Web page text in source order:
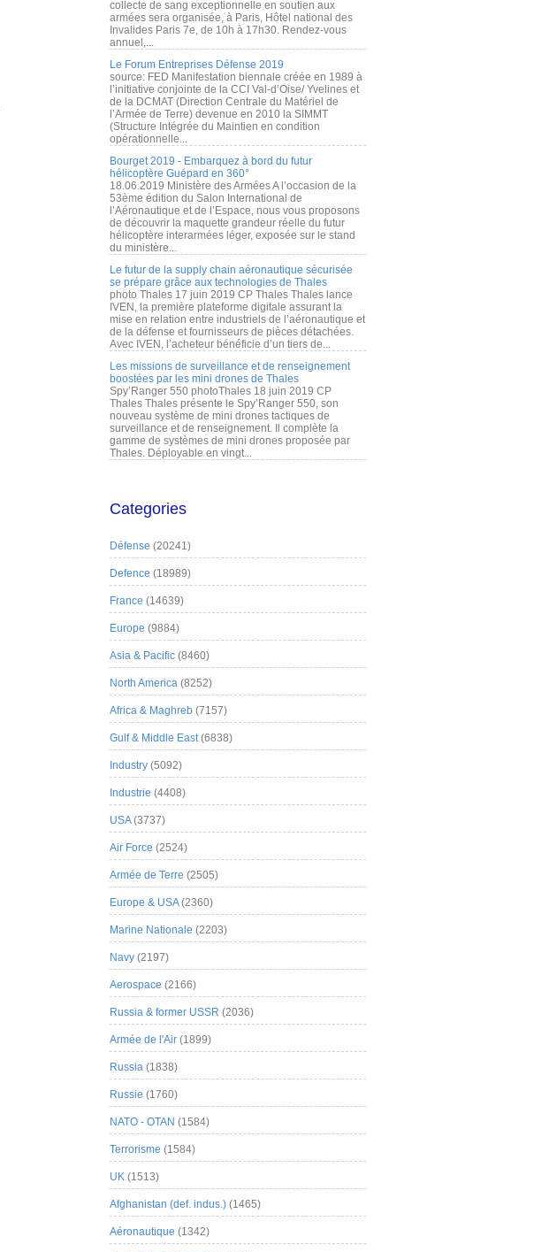
collecte de sang exceptionnelle en soutien aux
armées sera organisée, à Paris, Hôtel national des
Invalides Paris 7e, de 10h à 17h30. Rendez-vous
annuel,...
Le Forum Entreprises Défense 2019
source: FED Manifestation biennale créée en 1989 à
l’initiative conjointe de la CCI Val-d’Oise/ Yvelines et
de la DCMAT (Direction Centrale du Matériel de
l’Armée de Terre) devenue en 2010 la SIMMT
(Structure Intégrée du Maintien en condition
opérationnelle...
Bourget 2019 - Embarquez à bord du futur
hélicoptère Guépard en 360°
18.06.2019 Ministère des Armées A l’occasion de la
53ème édition du Salon International de
l’Aéronautique et de l’Espace, nous vous proposons
de découvrir la maquette grandeur réelle du futur
hélicoptère interarmées léger, exposée sur le stand
du ministère...
Le futur de la supply chain aéronautique sécurisée
se prépare grâce aux technologies de Thales
photo Thales 17 juin 2019 CP Thales Thales lance
IVEN, la première plateforme digitale assurant la
mise en relation entre industriels de l’aéronautique et
de la défense et fournisseurs de pièces détachées.
Avec IVEN, l’acheteur bénéficie d’un tiers de...
Les missions de surveillance et de renseignement
boostées par les mini drones de Thales
Spy’Ranger 550 photoThales 18 juin 2019 CP
Thales Thales présente le Spy’Ranger 550, son
nouveau système de mini drones tactiques de
surveillance et de renseignement. Il complète la
gamme de systèmes de mini drones proposée par
Thales. Déployable en vingt...
Categories
Défense (20241)
Defence (18989)
France (14639)
Europe (9884)
Asia & Pacific (8460)
North America (8252)
Africa & Maghreb (7157)
Gulf & Middle East(6838)
Industry (5092)
Industrie (4408)
USA(3737)
Air Force (2524)
Armée de Terre (2505)
Europe & USA(2360)
Marine Nationale (2203)
Navy (2197)
Aerospace (2166)
Russia & former USSR (2036)
Armée de l'Air (1899)
Russia (1838)
Russie (1760)
NATO - OTAN (1584)
Terrorisme (1584)
UK (1513)
Afghanistan (def. indus.) (1465)
Aéronautique (1342)